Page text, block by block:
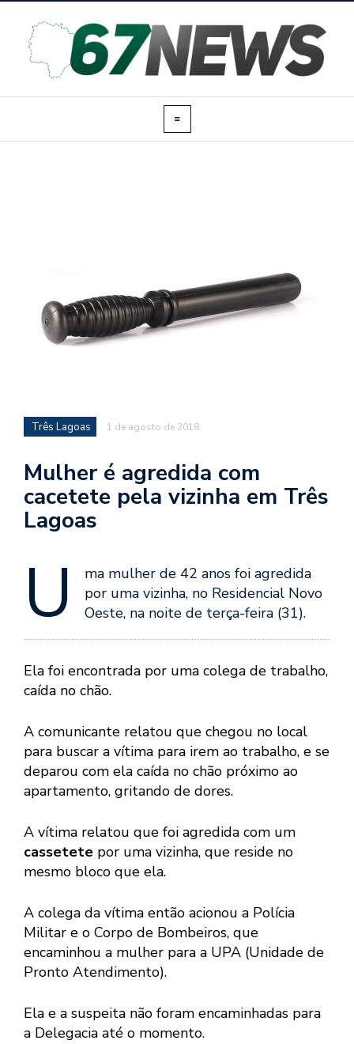
Três Lagoas 1 de agosto de 2018
Mulher é agredida com
cacetete pela vizinha em Três
Lagoas
U
ma mulher de 42 anos foi agredida
por uma vizinha, no Residencial Novo
Oeste, na noite de terça-feira (31).
Ela foi encontrada por uma colega de trabalho,
caída no chão.
A comunicante relatou que chegou no local
para buscar a vítima para irem ao trabalho, e se
deparou com ela caída no chão próximo ao
apartamento, gritando de dores.
A vítima relatou que foi agredida com um
cassetete por uma vizinha, que reside no
mesmo bloco que ela.
A colega da vítima então acionou a Polícia
Militar e o Corpo de Bombeiros, que
encaminhou a mulher para a UPA (Unidade de
Pronto Atendimento).
Ela e a suspeita não foram encaminhadas para
a Delegacia até o momento.